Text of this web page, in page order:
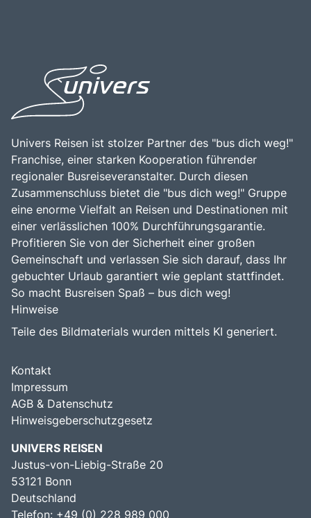
Univers Reisen ist stolzer Partner des "bus dich weg!"
Franchise, einer starken Kooperation führender
regionaler Busreiseveranstalter. Durch diesen
Zusammenschluss bietet die "bus dich weg!" Gruppe
eine enorme Vielfalt an Reisen und Destinationen mit
einer verlässlichen 100% Durchführungsgarantie.
Profitieren Sie von der Sicherheit einer großen
Gemeinschaft und verlassen Sie sich darauf, dass Ihr
gebuchter Urlaub garantiert wie geplant stattfindet.
So macht Busreisen Spaß – bus dich weg!
Hinweise
Teile des Bildmaterials wurden mittels KI generiert.
Kontakt
Impressum
AGB & Datenschutz
Hinweisgeberschutzgesetz
UNIVERS REISEN
Justus-von-Liebig-Straße 20
53121 Bonn
Deutschland
Telefon: +49 (0) 228 989 000